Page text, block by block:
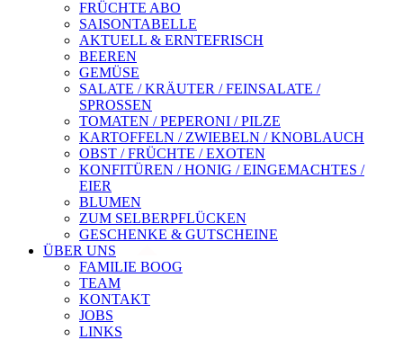
FRÜCHTE ABO
SAISONTABELLE
AKTUELL & ERNTEFRISCH
BEEREN
GEMÜSE
SALATE / KRÄUTER / FEINSALATE /
SPROSSEN
TOMATEN / PEPERONI / PILZE
KARTOFFELN / ZWIEBELN / KNOBLAUCH
OBST / FRÜCHTE / EXOTEN
KONFITÜREN / HONIG / EINGEMACHTES /
EIER
BLUMEN
ZUM SELBERPFLÜCKEN
GESCHENKE & GUTSCHEINE
ÜBER UNS
FAMILIE BOOG
TEAM
KONTAKT
JOBS
LINKS